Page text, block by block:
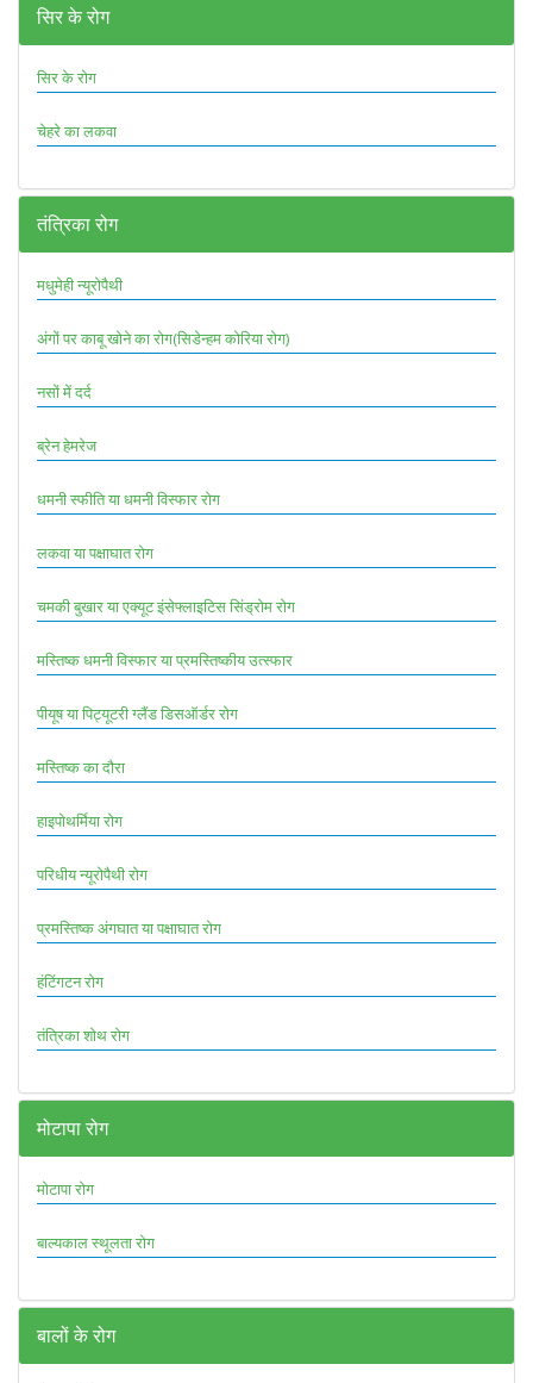
सिर के रोग
सिर के रोग
चेहरे का लकवा
तंत्रिका रोग
मधुमेही न्यूरोपैथी
अंगों पर काबू खोने का रोग(सिडेन्हम कोरिया रोग)
नसों में दर्द
ब्रेन हेमरेज
धमनी स्फीति या धमनी विस्फार रोग
लकवा या पक्षाघात रोग
चमकी बुखार या एक्यूट इंसेफ्लाइटिस सिंड्रोम रोग
मस्तिष्क धमनी विस्फार या प्रमस्तिष्कीय उत्स्फार
पीयूष या पिट्यूटरी ग्लैंड डिसऑर्डर रोग
मस्तिष्क का दौरा
हाइपोथर्मिया रोग
परिधीय न्यूरोपैथी रोग
प्रमस्तिष्क अंगघात या पक्षाघात रोग
हंटिंगटन रोग
तंत्रिका शोथ रोग
मोटापा रोग
मोटापा रोग
बाल्यकाल स्थूलता रोग
बालों के रोग